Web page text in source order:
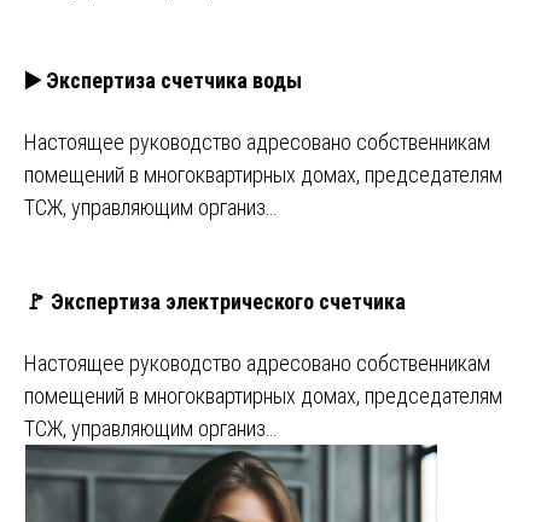
▶️ Экспертиза счетчика воды
Настоящее руководство адресовано собственникам
помещений в многоквартирных домах, председателям
ТСЖ, управляющим организ…
🚩 Экспертиза электрического счетчика
Настоящее руководство адресовано собственникам
помещений в многоквартирных домах, председателям
ТСЖ, управляющим организ…